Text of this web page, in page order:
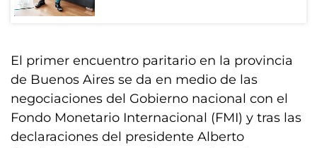
El primer encuentro paritario en la provincia
de Buenos Aires se da en medio de las
negociaciones del Gobierno nacional con el
Fondo Monetario Internacional (FMI) y tras las
declaraciones del presidente Alberto